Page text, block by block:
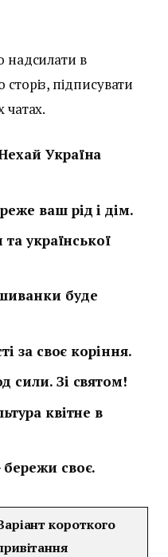
надсилати в
підписувати
чатах.
Україна
ваш рід і дім.
української
буде
за своє коріння.
сили. Зі святом!
квітне в
своє.
короткого